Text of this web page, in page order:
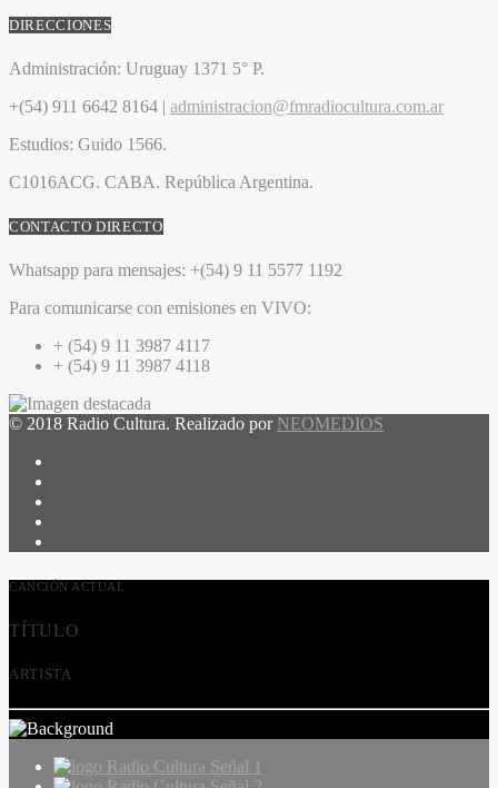
DIRECCIONES
Administración: Uruguay 1371 5° P.
+(54) 911 6642 8164 | administracion@fmradiocultura.com.ar
Estudios: Guido 1566.
C1016ACG. CABA. República Argentina.
CONTACTO DIRECTO
Whatsapp para mensajes: +(54) 9 11 5577 1192
Para comunicarse con emisiones en VIVO:
+ (54) 9 11 3987 4117
+ (54) 9 11 3987 4118
© 2018 Radio Cultura. Realizado por NEOMEDIOS
CANCIÓN ACTUAL
TÍTULO
ARTISTA
Radio Cultura Señal 1